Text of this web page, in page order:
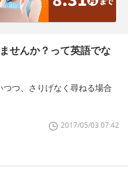
せんか？って英語でな
つ、さりげなく尋ねる場合
2017/05/03 07:42